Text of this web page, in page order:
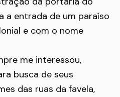
a entrada de um paraíso
e com o nome
me interessou,
busca de seus
das ruas da favela,